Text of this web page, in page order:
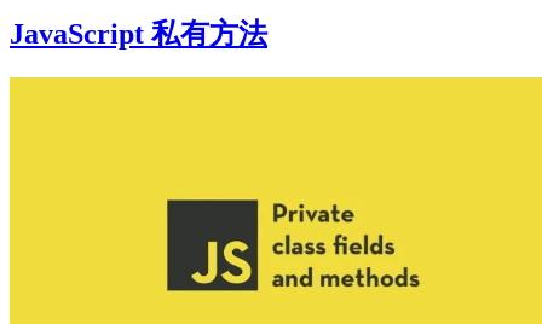
JavaScript 私有方法